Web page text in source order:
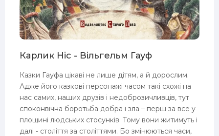
Карлик Ніс - Вільгельм Гауф
Казки Гауфа цікаві не лише дітям, а й дорослим.
Адже його казкові персонажі часом такі схожі на
нас самих, наших друзів і недоброзичливців, тут
споконвічна боротьба добра і зла – перш за все у
площині людських стосунків. Тому вони житимуть і
далі - століття за століттями. Бо змінюються часи,